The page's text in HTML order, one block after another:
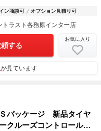
ン商談可 オプション見積り可
ラスト各務原インター店
する
お気に入り
が見ています
パッケージ 新品タイヤ
クルーズコントロール／